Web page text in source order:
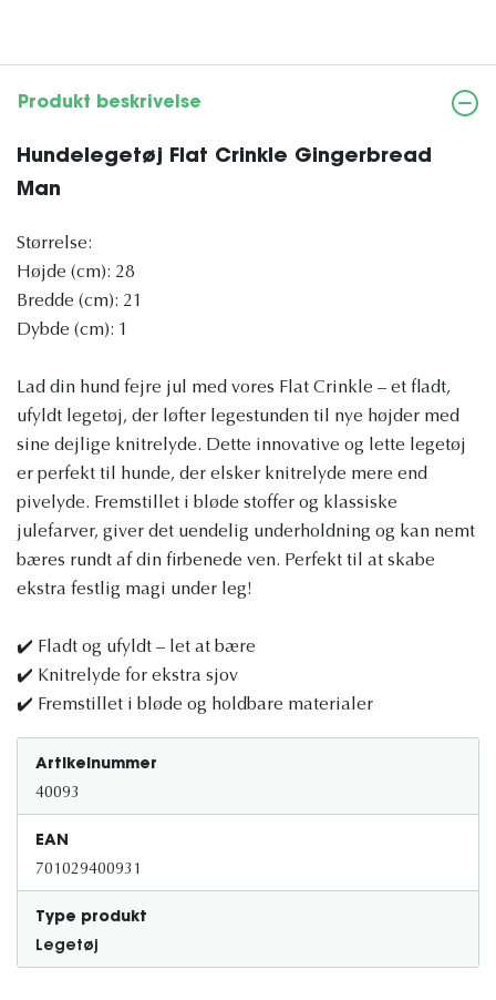
Produkt beskrivelse
Hundelegetøj Flat Crinkle Gingerbread
Man
Størrelse:
Højde (cm): 28
Bredde (cm): 21
Dybde (cm): 1
Lad din hund fejre jul med vores Flat Crinkle – et fladt,
ufyldt legetøj, der løfter legestunden til nye højder med
sine dejlige knitrelyde. Dette innovative og lette legetøj
er perfekt til hunde, der elsker knitrelyde mere end
pivelyde. Fremstillet i bløde stoffer og klassiske
julefarver, giver det uendelig underholdning og kan nemt
bæres rundt af din firbenede ven. Perfekt til at skabe
ekstra festlig magi under leg!
✔️ Fladt og ufyldt – let at bære
✔️ Knitrelyde for ekstra sjov
✔️ Fremstillet i bløde og holdbare materialer
Artikelnummer
40093
EAN
701029400931
Type produkt
Legetøj